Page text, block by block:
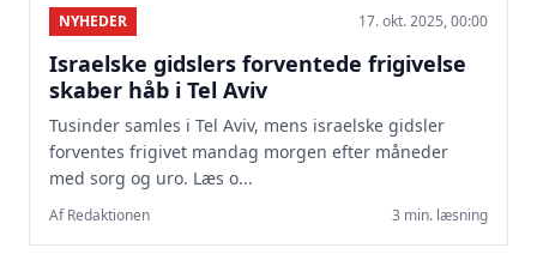
NYHEDER 17. okt. 2025, 00:00
Israelske gidslers forventede frigivelse
skaber håb i Tel Aviv
Tusinder samles i Tel Aviv, mens israelske gidsler
forventes frigivet mandag morgen efter måneder
med sorg og uro. Læs o...
Af Redaktionen 3 min. læsning